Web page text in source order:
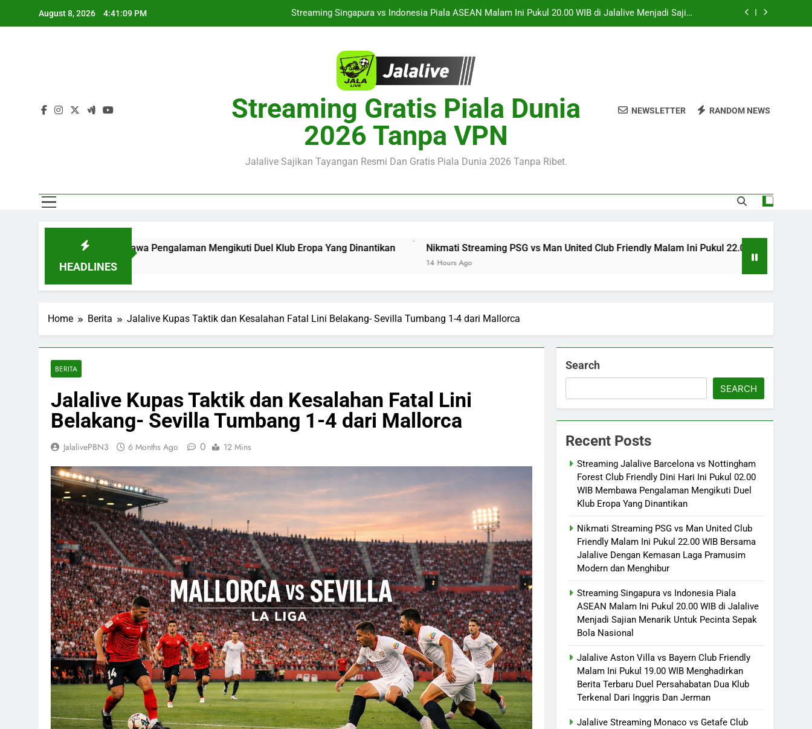
August 8, 2026 4:41:10 PM
Streaming Singapura vs Indonesia Piala ASEAN Malam Ini Pukul 20.00 WIB di Jalalive Menjadi Sajian
Streaming Jalalive Barcelona vs Nottingham Forest Club Friendly Dini Hari Ini Pukul 02.00 WIB Membawa
Pengalaman Mengikuti Duel Klub Eropa Yang Dinantikan
Nikmati Streaming PSG vs Man United Club Friendly Malam Ini Pukul 22.00 WIB Bersama Jalalive Dengan
Kemasan Laga Pramusim Modern dan Menghibur
Streaming Singapura vs Indonesia Piala ASEAN Malam Ini Pukul 20.00 WIB di Jalalive Menjadi Sajian
Jalalive Aston Villa vs Bayern Club Friendly Malam Ini Pukul 19.00 WIB Menghadirkan Berita Terbaru Duel
Persahabatan Dua Klub Terkenal Dari Inggris Dan Jerman
Streaming Gratis Piala Dunia
2026 Tanpa VPN
Jalalive Sajikan Tayangan Resmi Dan Gratis Piala Dunia 2026 Tanpa Ribet.
NEWSLETTER RANDOM NEWS
HEADLINES
Membawa Pengalaman Mengikuti Duel Klub Eropa Yang Dinantikan Nikmati Streaming PSG vs Man United Club Friendly Malam Ini Pukul 22.00 WIB Bersama Jalalive
Home Berita Jalalive Kupas Taktik dan Kesalahan Fatal Lini Belakang- Sevilla Tumbang 1-4 dari Mallorca
BERITA
Jalalive Kupas Taktik dan Kesalahan Fatal Lini
Belakang- Sevilla Tumbang 1-4 dari Mallorca
JalalivePBN3 6 Months Ago 0 12 Mins
Search
SEARCH
Recent Posts
Streaming Jalalive Barcelona vs Nottingham
Forest Club Friendly Dini Hari Ini Pukul 02.00
WIB Membawa Pengalaman Mengikuti Duel
Klub Eropa Yang Dinantikan
Nikmati Streaming PSG vs Man United Club
Friendly Malam Ini Pukul 22.00 WIB Bersama
Jalalive Dengan Kemasan Laga Pramusim
Modern dan Menghibur
Streaming Singapura vs Indonesia Piala
ASEAN Malam Ini Pukul 20.00 WIB di Jalalive
Menjadi Sajian Menarik Untuk Pecinta Sepak
Bola Nasional
Jalalive Aston Villa vs Bayern Club Friendly
Malam Ini Pukul 19.00 WIB Menghadirkan
Berita Terbaru Duel Persahabatan Dua Klub
Terkenal Dari Inggris Dan Jerman
Jalalive Streaming Monaco vs Getafe Club